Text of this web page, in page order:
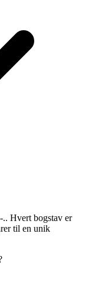
Hvert bogstav er
til en unik